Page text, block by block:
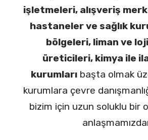
işletmeleri, alışveriş
hastaneler ve sağlık
bölgeleri, liman ve
üreticileri, kimya ile
kurumları başta olmak
kurumlara çevre
bizim için uzun soluklu bir